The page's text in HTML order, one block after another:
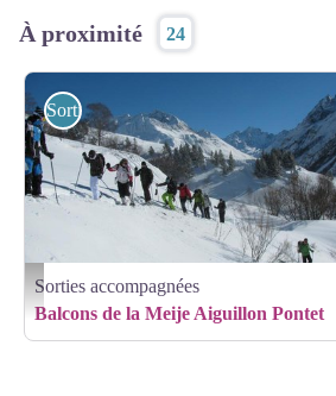
À proximité 24
Horizons - Patrick Morillon - Montée au Lac du Pontet
Sorties accompagnées
Sorties accompagnées
Balcons de la Meije Aiguillon Pontet